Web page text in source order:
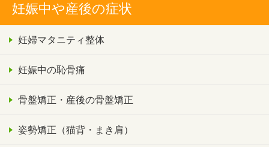
妊娠中や産後の症状
妊婦マタニティ整体
妊娠中の恥骨痛
骨盤矯正・産後の骨盤矯正
姿勢矯正（猫背・まき肩）